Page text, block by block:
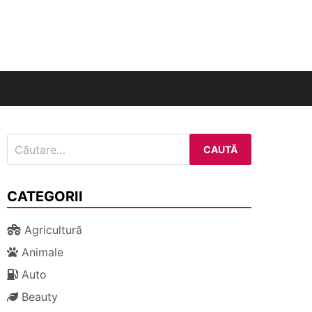
după:
CATEGORII
Agricultură
Animale
Auto
Beauty